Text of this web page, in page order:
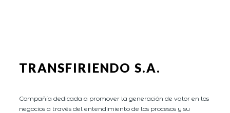
TRANSFIRIENDO S.A.
Compañía dedicada a promover la generación de valor en los
negocios a través del entendimiento de los procesos y su